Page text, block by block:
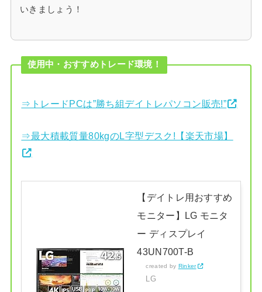
いきましょう！
使用中・おすすめトレード環境！
⇒トレードPCは”勝ち組デイトレパソコン販売!”
⇒最大積載質量80kgのL字型デスク!【楽天市場】
【デイトレ用おすすめ
モニター】LG モニタ
ー ディスプレイ
43UN700T-B
created by Rinker
LG